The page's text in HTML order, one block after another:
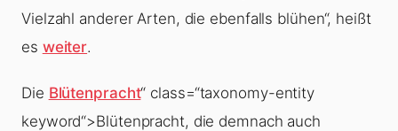
Vielzahl anderer Arten, die ebenfalls blühen“, heißt
es weiter.
Die Blütenpracht“ class=“taxonomy-entity
keyword“>Blütenpracht, die demnach auch